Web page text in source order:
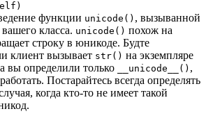
функции unicode() , вызыванной
класса. unicode() похож на
строку в юникоде. Будте
клиент вызывает str() на экземпляре
вы определили только
__unicode__() ,
Постарайтесь всегда определять
когда кто-то не имеет такой